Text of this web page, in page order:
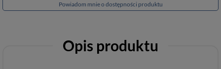
Powiadom mnie o dostępności produktu
Opis produktu